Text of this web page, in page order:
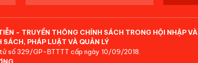
- TRUYỀN THÔNG CHÍNH SÁCH TRONG HỘI NHẬP VÀ
SÁCH, PHÁP LUẬT VÀ QUẢN LÝ
số 329/GP-BTTTT cấp ngày 10/09/2018.